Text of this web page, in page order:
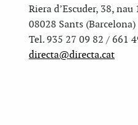
Riera d’Escuder, 38, nau
08028 Sants (Barcelona)
Tel. 935 27 09 82 / 661
directa@directa.cat